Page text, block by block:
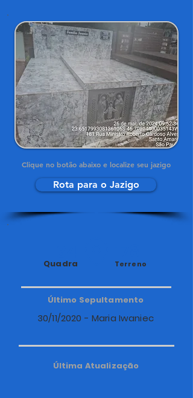
Clique no botão abaixo e localize seu jazigo
Rota para o Jazigo
Quadra Terreno
Último Sepultamento
30/11/2020 - Maria Iwaniec
Última Atualização